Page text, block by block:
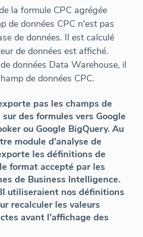
la formule CPC agrégée
de données CPC n'est pas
de données. Il est calculé
de données est affiché.
données Data Warehouse, il
de données CPC.
pas les champs de
des formules vers Google
ou Google BigQuery. Au
module d'analyse de
les définitions de
format accepté par les
de Business Intelligence.
utiliseraient nos définitions
recalculer les valeurs
avant l'affichage des